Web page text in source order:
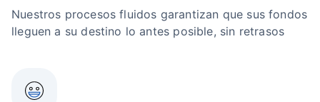
Nuestros procesos fluidos garantizan que sus fondos
lleguen a su destino lo antes posible, sin retrasos